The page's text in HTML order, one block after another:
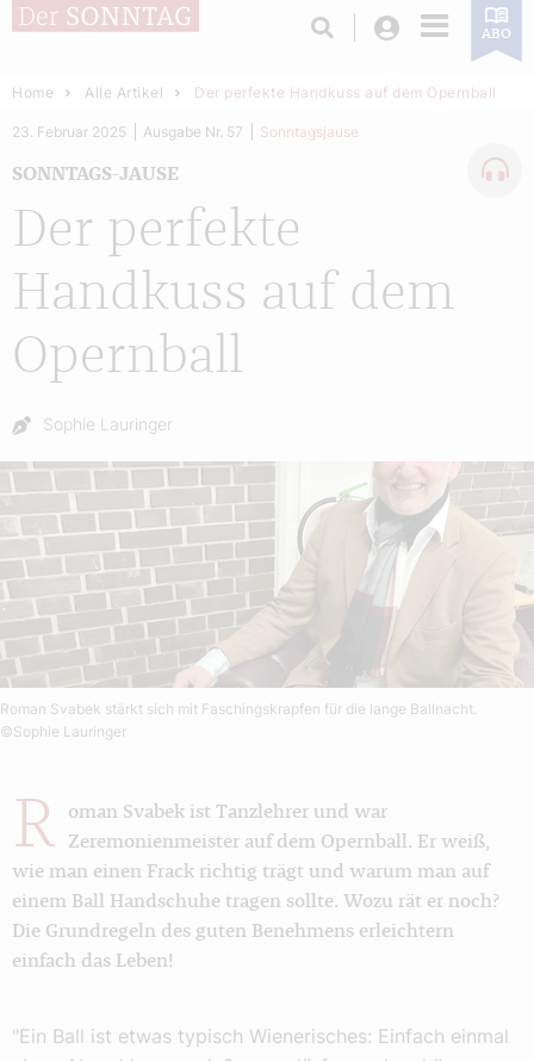
Login ABO
Home Alle Artikel Der perfekte Handkuss auf dem Opernball
Der perfekte
Handkuss auf dem
Opernball
SONNTAGS-JAUSE
23. Februar 2025 Ausgabe Nr. 57 Sonntagsjause
Autor:
Sophie Lauringer
Roman Svabek stärkt sich mit Faschingskrapfen für die lange Ballnacht.
©Sophie Lauringer
R
oman Svabek ist Tanzlehrer und war
Zeremonienmeister auf dem Opernball. Er weiß,
wie man einen Frack richtig trägt und warum man auf
einem Ball Handschuhe tragen sollte. Wozu rät er noch?
Die Grundregeln des guten Benehmens erleichtern
einfach das Leben!
"Ein Ball ist etwas typisch Wienerisches: Einfach einmal